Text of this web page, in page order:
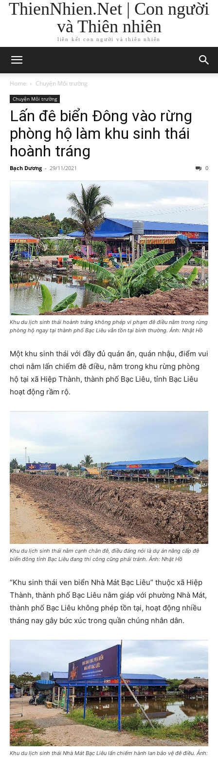
ThienNhien.Net | Con người
và Thiên nhiên
liên kết con người và thiên nhiên
Home Chuyện Môi trường
Chuyện Môi trường
Lấn đê biển Đông vào rừng
phòng hộ làm khu sinh thái
hoành tráng
Bạch Dương - 29/11/2021 0
Khu du lịch sinh thái hoành tráng không phép vi phạm đê điều nằm trong rừng
phòng hộ ngay tại thành phố Bạc Liêu vẫn tồn tại bình thường. Ảnh: Nhật Hồ
Một khu sinh thái với đầy đủ quán ăn, quán nhậu, điểm vui
chơi nằm lấn chiếm đê điều, nằm trong khu rừng phòng
hộ tại xã Hiệp Thành, thành phố Bạc Liêu, tỉnh Bạc Liêu
hoạt động rầm rộ.
Khu du lịch sinh thái nằm cạnh chân đê, điều đáng nói là dự án nâng cấp đê
biển đông tỉnh Bạc Liêu đang thi công cũng phải tránh. Ảnh: Nhật Hồ
“Khu sinh thái ven biển Nhà Mát Bạc Liêu” thuộc xã Hiệp
Thành, thành phố Bạc Liêu nằm giáp với phường Nhà Mát,
thành phố Bạc Liêu không phép tồn tại, hoạt động nhiều
tháng nay gây bức xúc trong quần chúng nhân dân.
Khu du lịch sinh thái Nhà Mát Bạc Liêu lấn chiếm hành lan bảo vệ đê điều. Ảnh: